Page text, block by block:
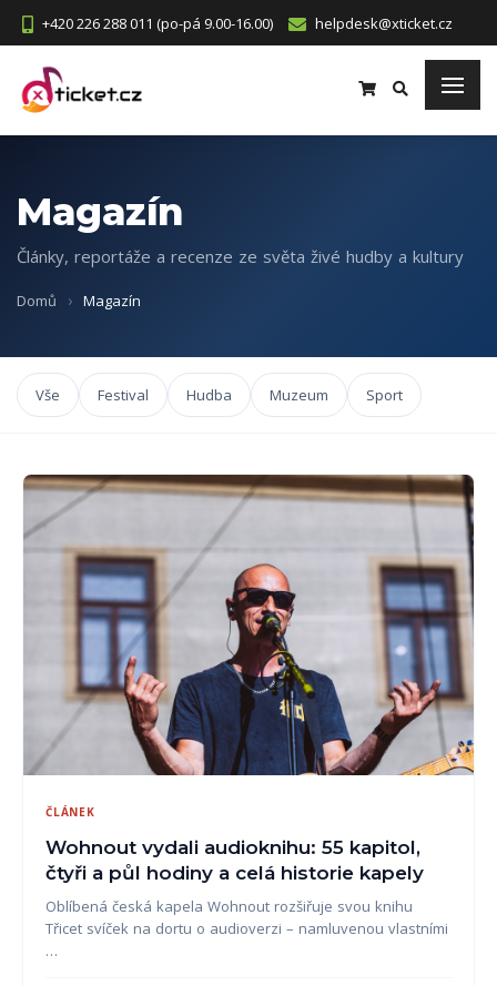
+420 226 288 011 (po-pá 9.00-16.00) helpdesk@xticket.cz
Magazín
Články, reportáže a recenze ze světa živé hudby a kultury
Domů Magazín
Vše Festival Hudba Muzeum Sport
ČLÁNEK
Wohnout vydali audioknihu: 55 kapitol,
čtyři a půl hodiny a celá historie kapely
Oblíbená česká kapela Wohnout rozšiřuje svou knihu
Třicet svíček na dortu o audioverzi – namluvenou vlastními
…